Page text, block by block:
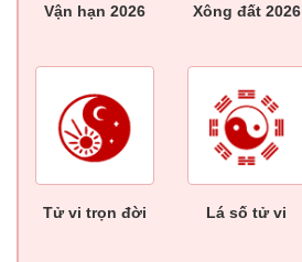
Vận hạn 2026 Xông đất 2026
Tử vi trọn đời Lá số tử vi